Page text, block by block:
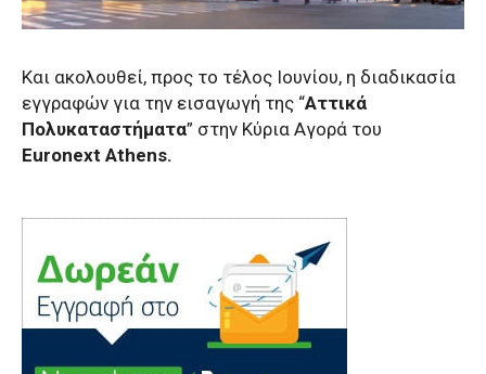
Και ακολουθεί, προς το τέλος Ιουνίου, η διαδικασία
εγγραφών για την εισαγωγή της “Αττικά
Πολυκαταστήματα” στην Κύρια Αγορά του
Euronext Athens.